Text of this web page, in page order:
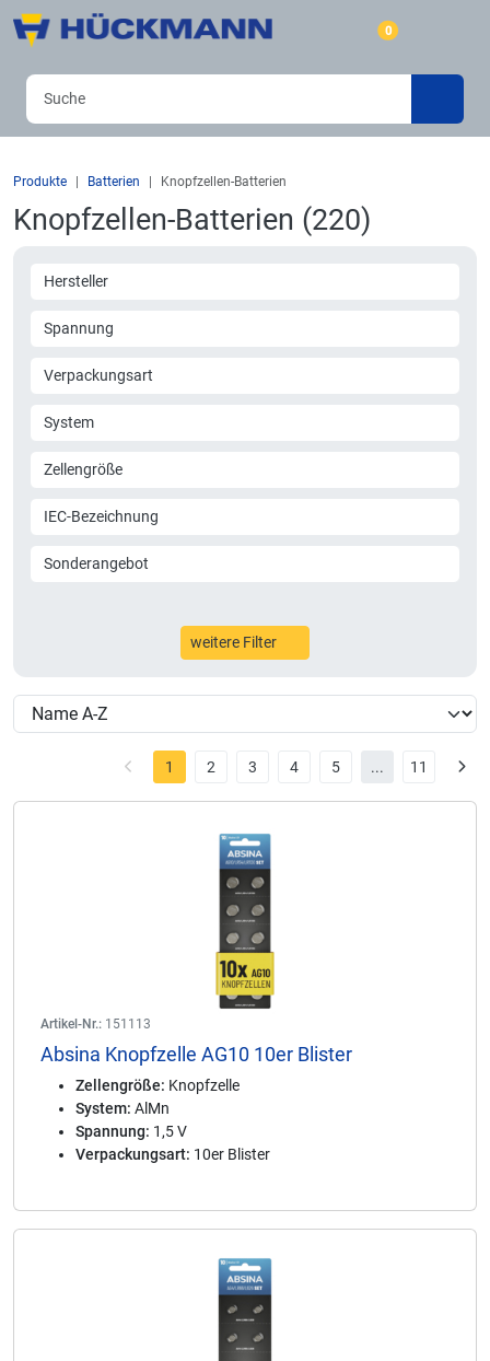
0
Produkte Batterien Knopfzellen-Batterien
Knopfzellen-Batterien (220)
Hersteller
Spannung
Verpackungsart
System
Zellengröße
IEC-Bezeichnung
Sonderangebot
weitere Filter
1 2 3 4 5 ... 11
Artikel-Nr.: 151113
Absina Knopfzelle AG10 10er Blister
Zellengröße: Knopfzelle
System: AlMn
Spannung: 1,5 V
Verpackungsart: 10er Blister